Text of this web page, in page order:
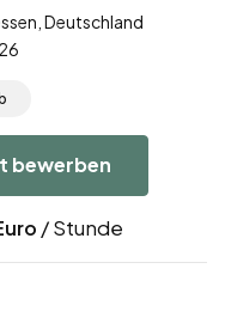
Deutschland
bewerben
/ Stunde